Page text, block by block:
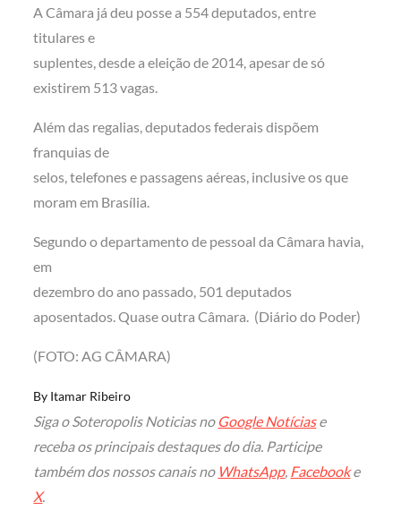
A Câmara já deu posse a 554 deputados, entre
titulares e
suplentes, desde a eleição de 2014, apesar de só
existirem 513 vagas.
Além das regalias, deputados federais dispõem
franquias de
selos, telefones e passagens aéreas, inclusive os que
moram em Brasília.
Segundo o departamento de pessoal da Câmara havia,
em
dezembro do ano passado, 501 deputados
aposentados. Quase outra Câmara. (Diário do Poder)
(FOTO: AG CÂMARA)
By Itamar Ribeiro
Siga o Soteropolis Noticias no Google Notíciase
receba os principais destaques do dia. Participe
também dos nossos canais no WhatsApp, Facebooke
X.